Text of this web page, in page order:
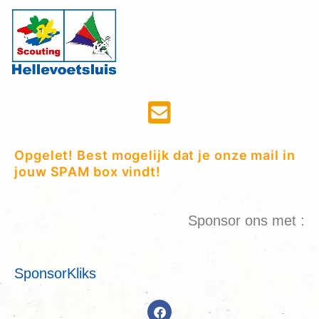
Opgelet! Best mogelijk dat je onze mail in
jouw SPAM box vindt!
Sponsor ons met :
SponsorKliks